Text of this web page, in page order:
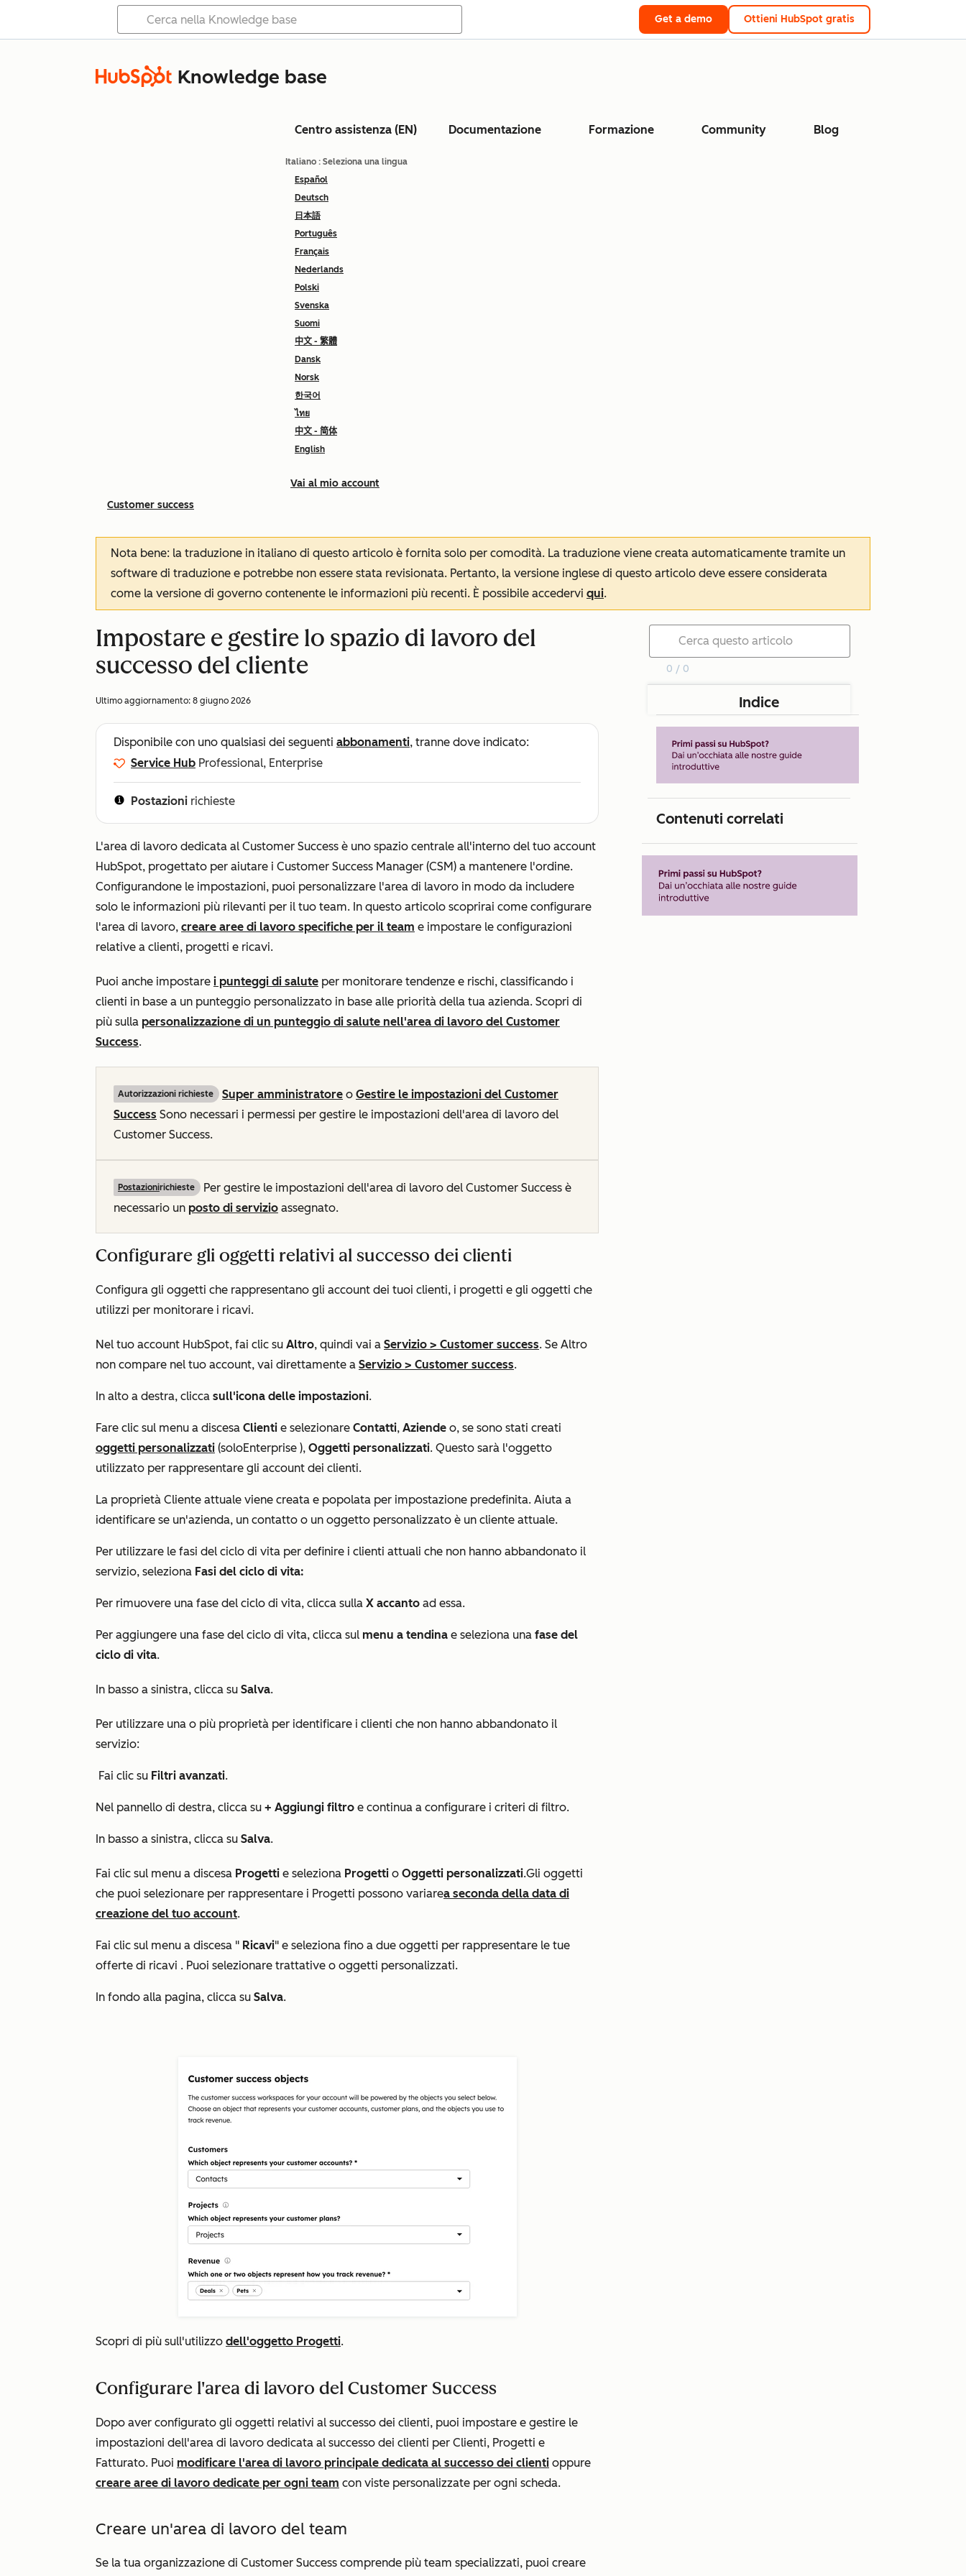
Get a demo Ottieni HubSpot gratis
Knowledge base
Centro assistenza (EN) Documentazione Formazione Community Blog
Italiano : Seleziona una lingua
Español
Deutsch
日本語
Português
Français
Nederlands
Polski
Svenska
Suomi
中文 - 繁體
Dansk
Norsk
한국어
ไทย
中文 - 简体
English
Vai al mio account
Customer success
Nota bene: la traduzione in italiano di questo articolo è fornita solo per comodità. La traduzione viene creata automaticamente tramite un
software di traduzione e potrebbe non essere stata revisionata. Pertanto, la versione inglese di questo articolo deve essere considerata
come la versione di governo contenente le informazioni più recenti. È possibile accedervi qui.
Impostare e gestire lo spazio di lavoro del
successo del cliente
Ultimo aggiornamento: 8 giugno 2026
Disponibile con uno qualsiasi dei seguenti abbonamenti, tranne dove indicato:
Service Hub Professional, Enterprise
Postazioni richieste
L'area di lavoro dedicata al Customer Success è uno spazio centrale all'interno del tuo account
HubSpot, progettato per aiutare i Customer Success Manager (CSM) a mantenere l'ordine.
Configurandone le impostazioni, puoi personalizzare l'area di lavoro in modo da includere
solo le informazioni più rilevanti per il tuo team. In questo articolo scoprirai come configurare
l'area di lavoro, creare aree di lavoro specifiche per il team e impostare le configurazioni
relative a clienti, progetti e ricavi.
Puoi anche impostare i punteggi di salute per monitorare tendenze e rischi, classificando i
clienti in base a un punteggio personalizzato in base alle priorità della tua azienda. Scopri di
più sulla personalizzazione di un punteggio di salute nell'area di lavoro del Customer
Success.
Autorizzazioni richieste Super amministratore o Gestire le impostazioni del Customer
Success Sono necessari i permessi per gestire le impostazioni dell'area di lavoro del
Customer Success.
Postazionirichieste
Per gestire le impostazioni dell'area di lavoro del Customer Success è
necessario un posto di servizio assegnato.
Configurare gli oggetti relativi al successo dei clienti
Configura gli oggetti che rappresentano gli account dei tuoi clienti, i progetti e gli oggetti che
utilizzi per monitorare i ricavi.
Nel tuo account HubSpot, fai clic su Altro, quindi vai a Servizio > Customer success. Se Altro
non compare nel tuo account, vai direttamente a Servizio > Customer success.
In alto a destra, clicca sull'icona delle impostazioni.
Fare clic sul menu a discesa Clienti e selezionare Contatti, Aziende o, se sono stati creati
oggetti personalizzati (soloEnterprise ), Oggetti personalizzati. Questo sarà l'oggetto
utilizzato per rappresentare gli account dei clienti.
La proprietà Cliente attuale viene creata e popolata per impostazione predefinita. Aiuta a
identificare se un'azienda, un contatto o un oggetto personalizzato è un cliente attuale.
Per utilizzare le fasi del ciclo di vita per definire i clienti attuali che non hanno abbandonato il
servizio, seleziona Fasi del ciclo di vita:
Per rimuovere una fase del ciclo di vita, clicca sulla X accanto ad essa.
Per aggiungere una fase del ciclo di vita, clicca sul menu a tendina e seleziona una fase del
ciclo di vita.
In basso a sinistra, clicca su Salva.
Per utilizzare una o più proprietà per identificare i clienti che non hanno abbandonato il
servizio:
Fai clic su Filtri avanzati.
Nel pannello di destra, clicca su + Aggiungi filtro e continua a configurare i criteri di filtro.
In basso a sinistra, clicca su Salva.
Fai clic sul menu a discesa Progetti e seleziona Progetti o Oggetti personalizzati.Gli oggetti
che puoi selezionare per rappresentare i Progetti possono variarea seconda della data di
creazione del tuo account.
Fai clic sul menu a discesa " Ricavi" e seleziona fino a due oggetti per rappresentare le tue
offerte di ricavi . Puoi selezionare trattative o oggetti personalizzati.
In fondo alla pagina, clicca su Salva.
Scopri di più sull'utilizzo dell'oggetto Progetti.
Configurare l'area di lavoro del Customer Success
Dopo aver configurato gli oggetti relativi al successo dei clienti, puoi impostare e gestire le
impostazioni dell'area di lavoro dedicata al successo dei clienti per Clienti, Progetti e
Fatturato. Puoi modificare l'area di lavoro principale dedicata al successo dei clienti oppure
creare aree di lavoro dedicate per ogni team con viste personalizzate per ogni scheda.
Creare un'area di lavoro del team
Se la tua organizzazione di Customer Success comprende più team specializzati, puoi creare
0 / 0
Indice
Contenuti correlati